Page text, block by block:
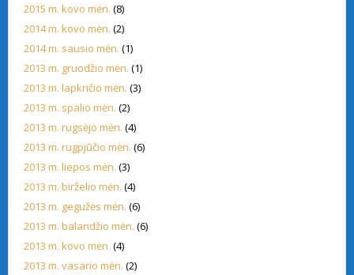
2015 m. kovo mėn. (8)
2014 m. kovo mėn. (2)
2014 m. sausio mėn. (1)
2013 m. gruodžio mėn. (1)
2013 m. lapkričio mėn. (3)
2013 m. spalio mėn. (2)
2013 m. rugsėjo mėn. (4)
2013 m. rugpjūčio mėn. (6)
2013 m. liepos mėn. (3)
2013 m. birželio mėn. (4)
2013 m. gegužės mėn. (6)
2013 m. balandžio mėn. (6)
2013 m. kovo mėn. (4)
2013 m. vasario mėn. (2)